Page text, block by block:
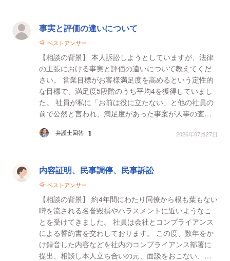
事実と評価の違いについて
ベストアンサー
【相談の背景】 本人訴訟しようとしていますが、法律
の主張における事実と評価の違いについて教えてくだ
さい。 営業目標がお客様満足度を高めるという定性的
な目標で、満足度5段階のうち平均4を獲得していまし
た。 社員が私に「お前は役に立たない」と他の社員の
前で公然と言われ、満足度があった事案が人事の査定
弁護士回答 1 2026年07月27日
内容証明、民事調停、民事訴訟
ベストアンサー
【相談の背景】 約4年間にわたり同僚から根も葉もない
噂を流される名誉毀損やハラスメントに近いようなこ
とを受けてきました。 社員は会社とコンプライアンス
による誓約書を交わしております。 この度、数年をか
け録音した内容などを社内のコンプライアンス部署に
提出、相談し本人立ち合いの元、面談をおこない、あ